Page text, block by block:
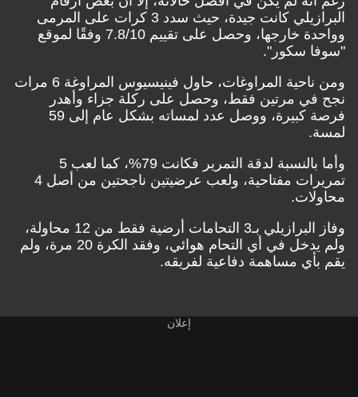
البرازيلي كانت جيدة، حيث سدد 3 كرات على المرمى
وواحدة خارجها، وحصل على تقييم 7.8/10 وفقًا لموقع
"سوفا سكور".
ومن ناحية المراوغات، حاول فينيسيوس المراوغة 6 مرات
نجح في مرتين فقط، وحصل على ركلة جزاء وأهدر
فرصة كبيرة، ووصل عدد لمساته بشكل عام إلى 59
لمسة.
وأما بالنسبة لدقة التمرير فكانت 79%، كما لعب 5
تمريرات مفتاحية، ولعب عرضيتين ناجحتين من أصل 4
محاولات.
وفاز البرازيلي بـ3 التحامات أرضية فقط من 12 محاولة،
ولم يدخل في أي التحام هوائي، وفقد الكرة 20 مرة، ولم
يقم بأي مساهمة دفاعية لفريقه.